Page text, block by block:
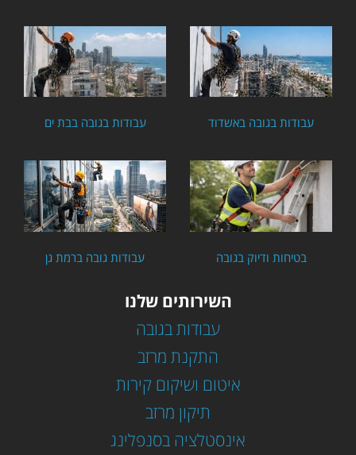
עבודות בגובה באשדוד עבודות בגובה בבת ים
בטיחות ודיוק בגובה עבודות גובה ברמת גן
השירותים שלנו
עבודות בגובה
התקנת מרזב
איטום ושיקום קירות
תיקון מרזב
אינסטלציה בסנפלינג